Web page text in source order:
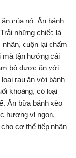
của nó. Ăn bánh
những chiếc lá
nhân, cuộn lại chấm
mà tận hưởng cái
bộ được ăn với
rau ăn với bánh
khoáng, có loại
Ăn bữa bánh xèo
hương vị ngon,
cơ thể tiếp nhận